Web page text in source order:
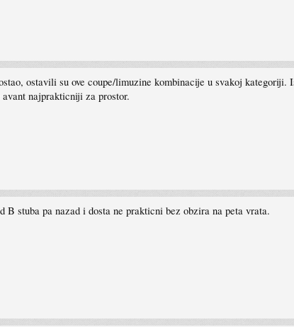
ostavili su ove coupe/limuzine kombinacije u svakoj
najprakticniji za prostor.
stuba pa nazad i dosta ne prakticni bez obzira na peta vrata.